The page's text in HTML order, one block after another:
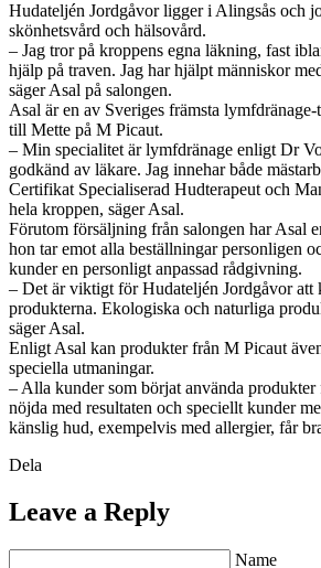
Hudateljén Jordgåvor ligger i Alingsås och
skönhetsvård och hälsovård.
– Jag tror på kroppens egna läkning, fast
hjälp på traven. Jag har hjälpt människor
säger Asal på salongen.
Asal är en av Sveriges främsta
till Mette på M Picaut.
– Min specialitet är lymfdränage enligt Dr
godkänd av läkare. Jag innehar både
Certifikat Specialiserad Hudterapeut och
hela kroppen, säger Asal.
Förutom försäljning från salongen har Asal
hon tar emot alla beställningar personligen
kunder en personligt anpassad rådgivning.
– Det är viktigt för Hudateljén Jordgåvor att
produkterna. Ekologiska och naturliga
säger Asal.
Enligt Asal kan produkter från M Picaut
speciella utmaningar.
– Alla kunder som börjat använda
nöjda med resultaten och speciellt kunder
känslig hud, exempelvis med allergier, får
Dela
Leave a Reply
Name